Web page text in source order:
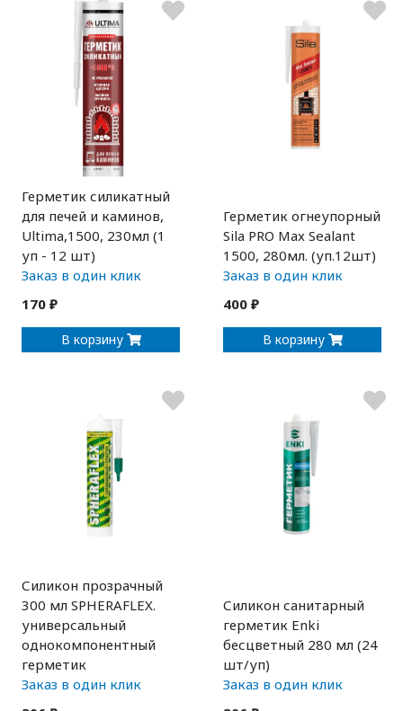
Герметик силикатный
для печей и каминов,
Ultima,1500, 230мл (1
уп - 12 шт)
Заказ в один клик
170 ₽
В корзину
Герметик огнеупорный
Sila PRO Max Sealant
1500, 280мл. (уп.12шт)
Заказ в один клик
400 ₽
В корзину
Силикон прозрачный
300 мл SPHERAFLEX.
универсальный
однокомпонентный
герметик
Заказ в один клик
Силикон санитарный
герметик Enki
бесцветный 280 мл (24
шт/уп)
Заказ в один клик